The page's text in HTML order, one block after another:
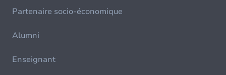
Partenaire socio-économique
Alumni
Enseignant